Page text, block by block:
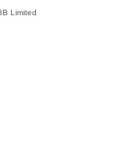
Limited